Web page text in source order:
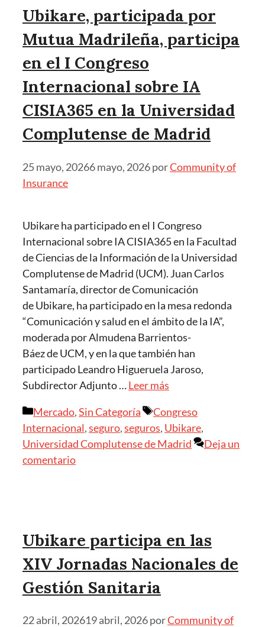
Ubikare, participada por
Mutua Madrileña, participa
en el I Congreso
Internacional sobre IA
CISIA365 en la Universidad
Complutense de Madrid
25 mayo, 20266 mayo, 2026porCommunity of
Insurance
Ubikare ha participado en el I Congreso
Internacional sobre IA CISIA365 en la Facultad
de Ciencias de la Información de la Universidad
Complutense de Madrid (UCM). Juan Carlos
Santamaría, director de Comunicación
de Ubikare, ha participado en la mesa redonda
“Comunicación y salud en el ámbito de la IA”,
moderada por Almudena Barrientos-
Báez de UCM, y en la que también han
participado Leandro Higueruela Jaroso,
Subdirector Adjunto …Leer más
Mercado,Sin Categoría
Congreso
Internacional,seguro,seguros, Ubikare,
Universidad Complutense de Madrid
Deja un
comentario
Ubikare participa en las
XIV Jornadas Nacionales de
Gestión Sanitaria
22 abril, 202619 abril, 2026porCommunity of